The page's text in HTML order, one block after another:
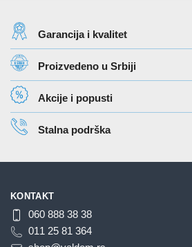
Garancija i kvalitet
Proizvedeno u Srbiji
Akcije i popusti
Stalna podrška
KONTAKT
060 888 38 38
011 25 81 364